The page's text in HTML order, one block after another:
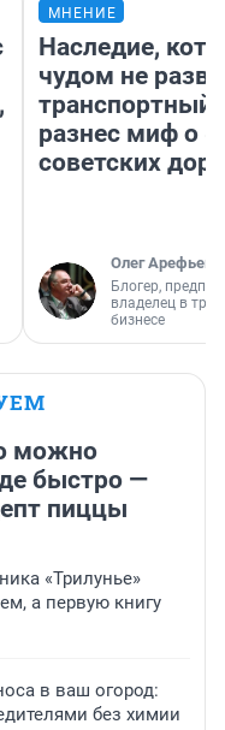
МНЕНИЕ
Наследие,
чудом не
транспортный
разнес миф о
советских
Олег Арефьев
Блогер,
владелец в
бизнесе
можно
быстро —
пиццы
«Трилунье»
а первую книгу
в ваш огород:
без химии